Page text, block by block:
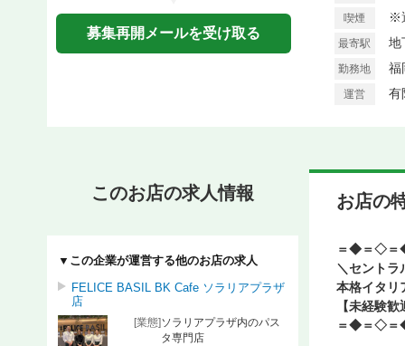
募集再開メールを受け取る
喫煙 ※
最寄駅
勤務地 福
運営 有
このお店の求人情報
▼この企業が運営する他のお店の求人
FELICE BASIL BK Cafe ソラリアプラザ
店
[業態]ソラリアプラザ内のパス
タ専門店
お店の
＝◆＝◇
＼セントラ
本格イタリ
【未経験
＝◆＝◇